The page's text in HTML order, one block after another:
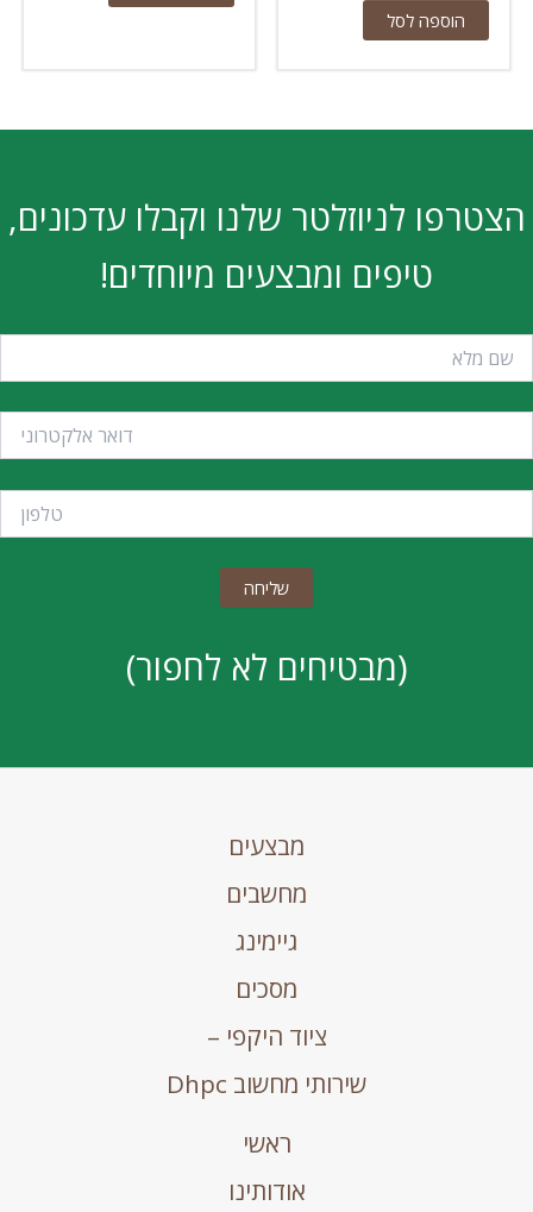
הוספה לסל
הצטרפו לניוזלטר שלנו וקבלו עדכונים,
טיפים ומבצעים מיוחדים!
(מבטיחים לא לחפור)
מבצעים
מחשבים
גיימינג
מסכים
ציוד היקפי –
שירותי מחשוב Dhpc
ראשי
אודותינו